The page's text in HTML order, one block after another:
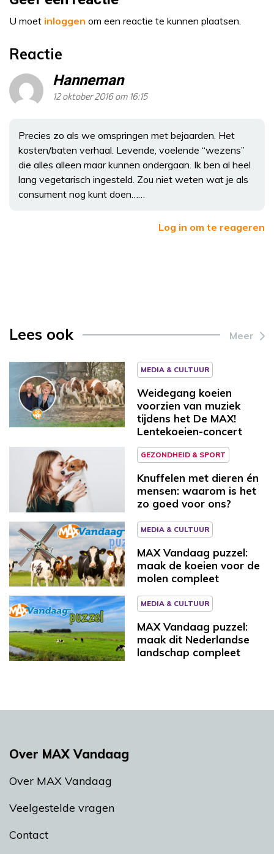
U moet inloggen om een reactie te kunnen plaatsen.
Reactie
Hanneman
12 oktober 2016 om 16:15
Precies zo als we omspringen met bejaarden. Het
kosten/baten verhaal. Levende, voelende “wezens”
die alles alleen maar kunnen ondergaan. Ik ben al heel
lang vegetarisch ingesteld. Zou niet weten wat je als
consument nog kunt doen……
Log in om te reageren
Lees ook Meer
MEDIA & CULTUUR
Weidegang koeien
voorzien van muziek
tijdens het De MAX!
Lentekoeien-concert
GEZONDHEID & SPORT
Knuffelen met dieren én
mensen: waarom is het
zo goed voor ons?
MEDIA & CULTUUR
MAX Vandaag puzzel:
maak de koeien voor de
molen compleet
MEDIA & CULTUUR
MAX Vandaag puzzel:
maak dit Nederlandse
landschap compleet
Over MAX Vandaag
Over MAX Vandaag
Veelgestelde vragen
Contact